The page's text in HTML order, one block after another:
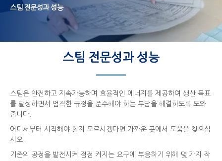
스팀 전문성과 성능
스팀 전문성과 성능
스팀은 안전하고 지속가능하며 효율적인 에너지를 제공하여 생산 목표
를 달성하면서 엄격한 규정을 준수해야 하는 부담을 해결하도록 도와
줍니다.
어디서부터 시작해야 할지 모르시겠다면 가까운 곳에서 도움을 찾으십
시오.
기존의 공정을 발전시켜 점점 커지는 요구에 부응하기 위해 몇 가지 작